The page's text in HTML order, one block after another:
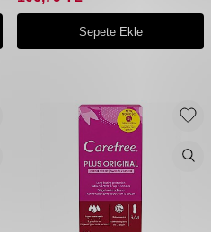
Sepete Ekle